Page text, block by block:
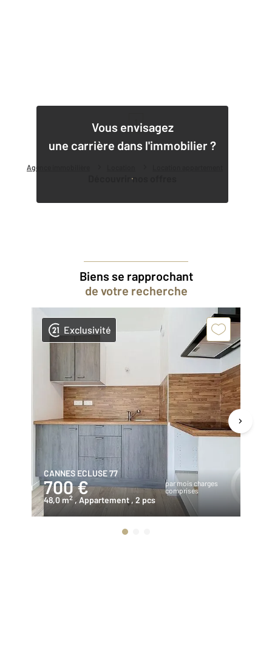
Agence immobilière
Vous envisagez
une carrière dans l'immobilier ?
Découvrir nos offres
1
Biens se rapprochant
de votre recherche
Exclusivité
CANNES ECLUSE 77
700 €
par mois charges
comprises
48,0 m2 , Appartement , 2 pcs